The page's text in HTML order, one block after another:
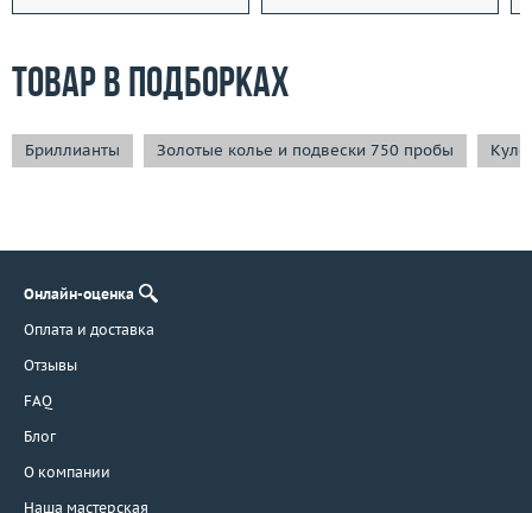
Товар в подборках
Бриллианты Золотые колье и подвески 750 пробы
Онлайн-оценка
Оплата и доставка
Отзывы
FAQ
Блог
О компании
Наша мастерская